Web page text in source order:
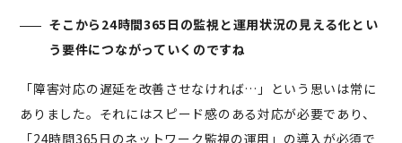
そこから24時間365日の監視と運用状況の見える化とい
う要件につながっていくのですね
「障害対応の遅延を改善させなければ…」という思いは常に
ありました。それにはスピード感のある対応が必要であり、
「24時間365日のネットワーク監視の運用」の導入が必須で